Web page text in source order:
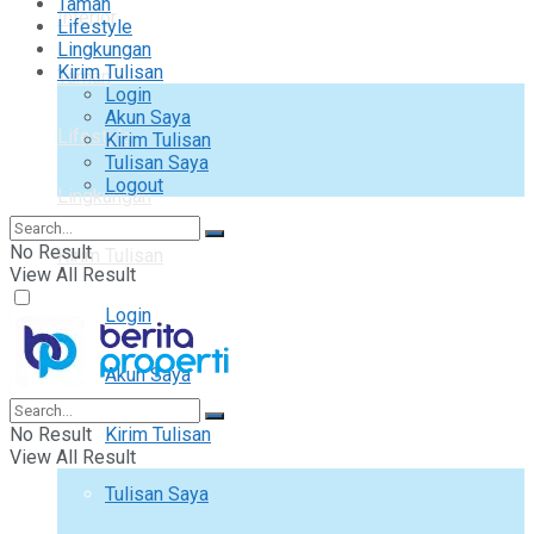
Interior
Taman
Lifestyle
Lingkungan
Kirim Tulisan
Login
Akun Saya
Kirim Tulisan
Tulisan Saya
Lifestyle
Lingkungan
Kirim Tulisan
Login
Akun Saya
Kirim Tulisan
Tulisan Saya
Logout
No Result
View All Result
No Result
View All Result